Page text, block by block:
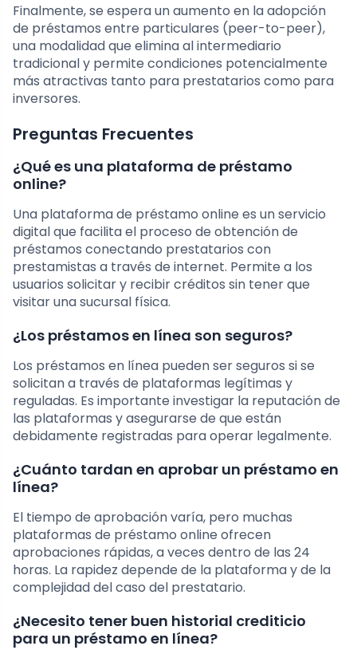
Finalmente, se espera un aumento en la adopción
de préstamos entre particulares (peer-to-peer),
una modalidad que elimina al intermediario
tradicional y permite condiciones potencialmente
más atractivas tanto para prestatarios como para
inversores.
Preguntas Frecuentes
¿Qué es una plataforma de préstamo
online?
Una plataforma de préstamo online es un servicio
digital que facilita el proceso de obtención de
préstamos conectando prestatarios con
prestamistas a través de internet. Permite a los
usuarios solicitar y recibir créditos sin tener que
visitar una sucursal física.
¿Los préstamos en línea son seguros?
Los préstamos en línea pueden ser seguros si se
solicitan a través de plataformas legítimas y
reguladas. Es importante investigar la reputación de
las plataformas y asegurarse de que están
debidamente registradas para operar legalmente.
¿Cuánto tardan en aprobar un préstamo en
línea?
El tiempo de aprobación varía, pero muchas
plataformas de préstamo online ofrecen
aprobaciones rápidas, a veces dentro de las 24
horas. La rapidez depende de la plataforma y de la
complejidad del caso del prestatario.
¿Necesito tener buen historial crediticio
para un préstamo en línea?